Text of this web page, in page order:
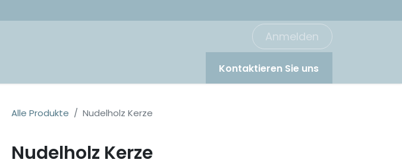
Anmelden
Kontaktieren Sie uns
Alle Produkte Nudelholz Kerze
Nudelholz Kerze